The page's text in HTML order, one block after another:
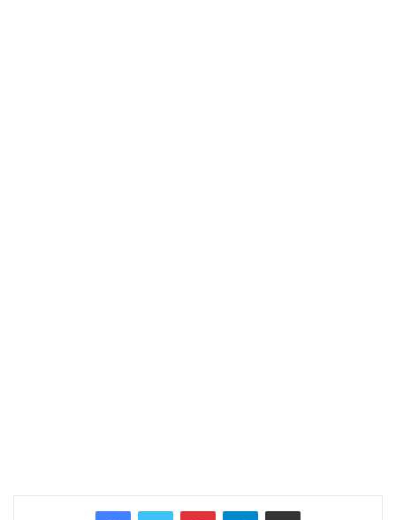
PinterestTelegramShare via Email